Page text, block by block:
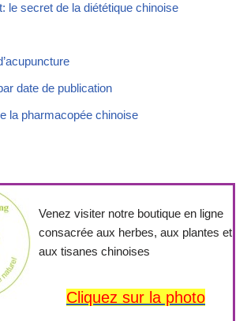
le secret de la diététique chinoise
date de publication
la pharmacopée chinoise
Venez visiter notre boutique en ligne
consacrée aux herbes, aux plantes et
aux tisanes chinoises
Cliquez sur la photo